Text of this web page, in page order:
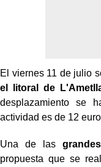
El viernes 11 de julio
el litoral de
desplazamiento se
actividad es de 12
Una de las
propuesta que se